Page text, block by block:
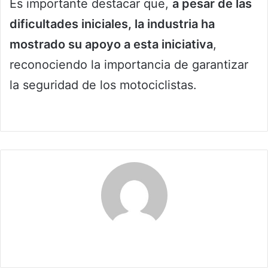
Es importante destacar que, a pesar de las
dificultades iniciales, la industria ha
mostrado su apoyo a esta iniciativa,
reconociendo la importancia de garantizar
la seguridad de los motociclistas.